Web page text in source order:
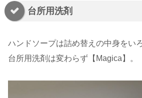
台所用洗剤
ハンドソープは詰め替えの中身をい
台所用洗剤は変わらず【Magica】。